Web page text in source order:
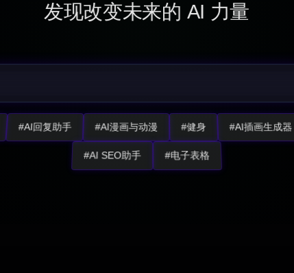
发现改变未来的 AI 力量
#AI回复助手 #AI漫画与动漫 #健身 #AI插画生成器
#AI SEO助手 #电子表格